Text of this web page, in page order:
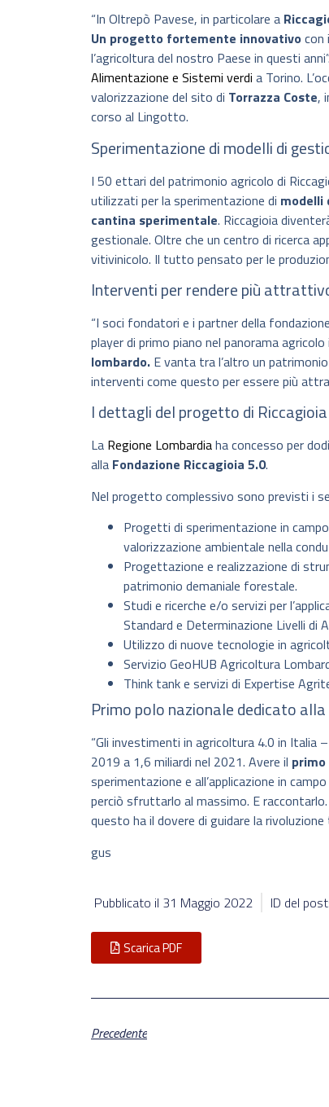
“In Oltrepò Pavese, in particolare a
Un progetto fortemente innovativo con
l’agricoltura del nostro Paese in questi
Alimentazione e Sistemi verdi a Torino.
valorizzazione del sito di Torrazza Coste,
corso al Lingotto.
Sperimentazione di modelli di
I 50 ettari del patrimonio agricolo di
utilizzati per la sperimentazione di modelli
cantina sperimentale. Riccagioia
gestionale. Oltre che un centro di ricerca
vitivinicolo. Il tutto pensato per le
Interventi per rendere più
“I soci fondatori e i partner della
player di primo piano nel panorama
lombardo. E vanta tra l’altro un
interventi come questo per essere più
I dettagli del progetto di
La Regione Lombardiaha concesso per
alla Fondazione Riccagioia 5.0.
Nel progetto complessivo sono previsti i
Progetti di sperimentazione in
valorizzazione ambientale nella
Progettazione e realizzazione di
patrimonio demaniale forestale.
Studi e ricerche e/o servizi per
Standard e Determinazione Livelli di
Utilizzo di nuove tecnologie in
Servizio GeoHUB Agricoltura
Think tank e servizi di Expertise
Primo polo nazionale dedicato
“Gli investimenti in agricoltura 4.0 in Italia
2019 a 1,6 miliardi nel 2021. Avere il
sperimentazione e all’applicazione in
perciò sfruttarlo al massimo. E
questo ha il dovere di guidare la
gus
Pubblicato il 31 Maggio 2022 ID del
Scarica PDF
Precedente